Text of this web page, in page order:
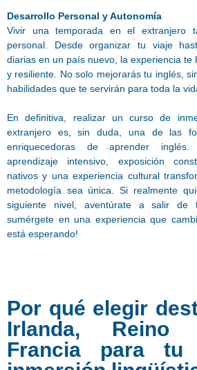
Desarrollo Personal y Autonomía
Vivir una temporada en el extranjero
personal. Desde organizar tu viaje
diarias en un país nuevo, la experiencia te
y resiliente. No solo mejorarás tu inglés,
habilidades que te servirán para toda la
En definitiva, realizar un curso de
extranjero es, sin duda, una de las
enriquecedoras de aprender
aprendizaje intensivo, exposición
nativos y una experiencia cultural
metodología sea única. Si realmente
siguiente nivel, aventúrate a salir
sumérgete en una experiencia que
está esperando!
Por qué elegir
Irlanda,
Francia para